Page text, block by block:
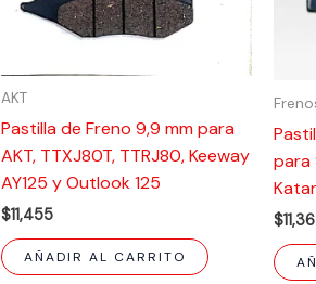
AKT
Pastilla de Freno 9,9 mm para
AKT, TTXJ80T, TTRJ80, Keeway
AY125 y Outlook 125
$11,455
AÑADIR AL CARRITO
para
$